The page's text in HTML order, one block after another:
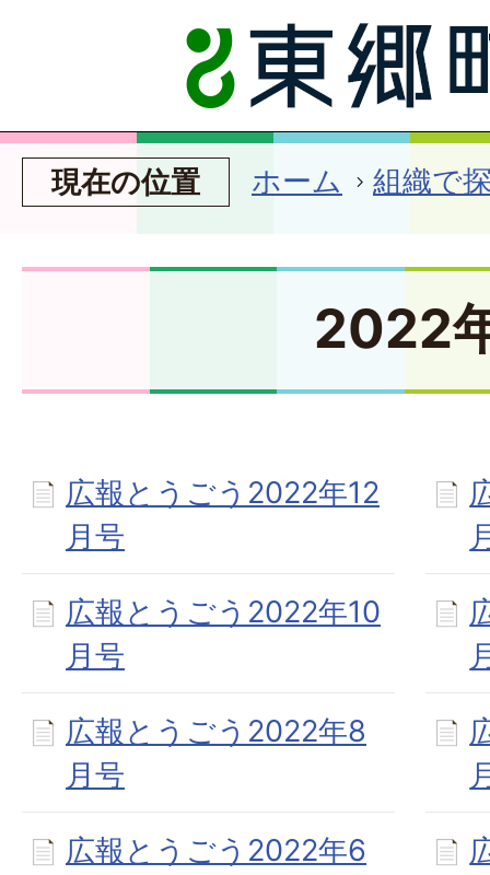
現在の位置 ホーム 組織で
2022
広報とうごう2022年12
月号
広報とうごう2022年10
月号
広報とうごう2022年8
月号
広報とうごう2022年6